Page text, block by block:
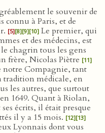
le souvenir de
connu à Paris, et de
[5][8][9][10] Le premier, qui
et des médecins, est
chagrin tous les gens
frère, Nicolas Piètre [11]
notre Compagnie, tant
tradition médicale, en
les autres, que surtout
1649. Quant à Riolan,
écrits, il était presque
il y a 15 mois. [12][13]
Lyonnais dont vous